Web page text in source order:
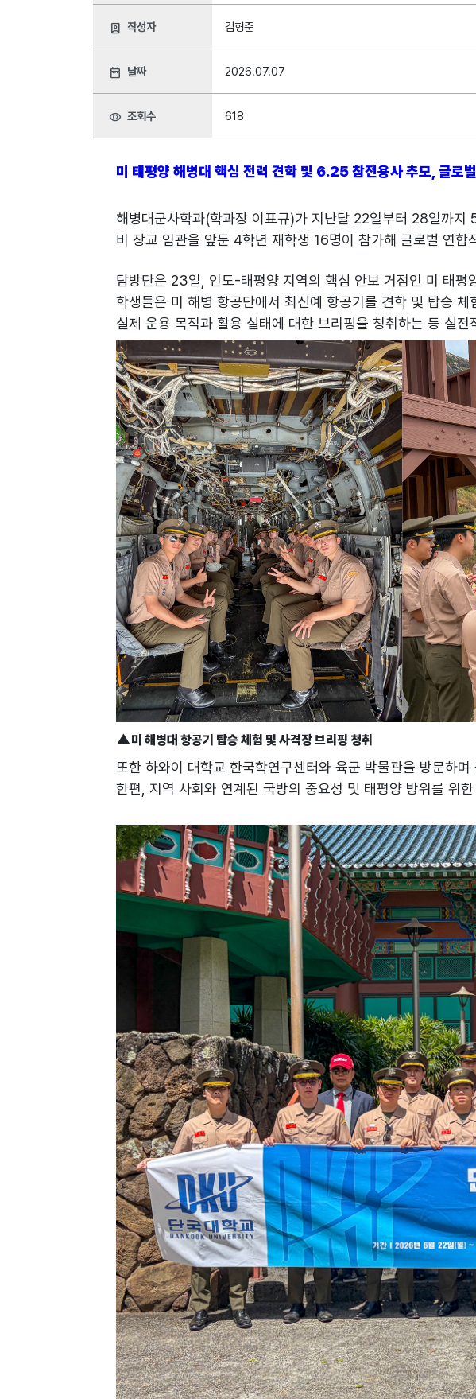
person_book 작성자 김형준
date_range 날짜 2026.07.07
visibility 조회수 618
미 태평양 해병대 핵심 전력 견학 및 6.25 참전용사 추모, 글로
해병대군사학과(학과장 이표규)가 지난달 22일부터 28일까지
비 장교 임관을 앞둔 4학년 재학생 16명이 참가해 글로벌 연
탐방단은 23일, 인도-태평양 지역의 핵심 안보 거점인 미 태
학생들은 미 해병 항공단에서 최신예 항공기를 견학 및 탑승
실제 운용 목적과 활용 실태에 대한 브리핑을 청취하는 등 실전
▲미 해병대 항공기 탑승 체험 및 사격장 브리핑 청취
또한 하와이 대학교 한국학연구센터와 육군 박물관을 방문하
한편, 지역 사회와 연계된 국방의 중요성 및 태평양 방위를 위